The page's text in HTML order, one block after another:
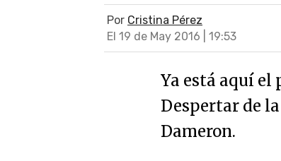
Por Cristina Pérez
El 19 de May 2016 | 19:53
Ya está aquí el
Despertar de
Dameron.